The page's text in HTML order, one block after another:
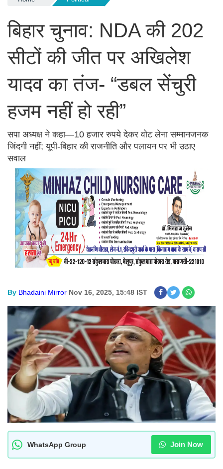
बिहार चुनाव: NDA की 202
सीटों की जीत पर अखिलेश
यादव का तंज- “डबल सेंचुरी
हजम नहीं हो रही”
सपा अध्यक्ष ने कहा—10 हजार रुपये देकर वोट लेना सम्मानजनक
जिंदगी नहीं; यूपी-बिहार की राजनीति और पलायन पर भी उठाए
सवाल
By Bhadaini Mirror Nov 16, 2025, 15:48 IST
WhatsApp Group Join Now